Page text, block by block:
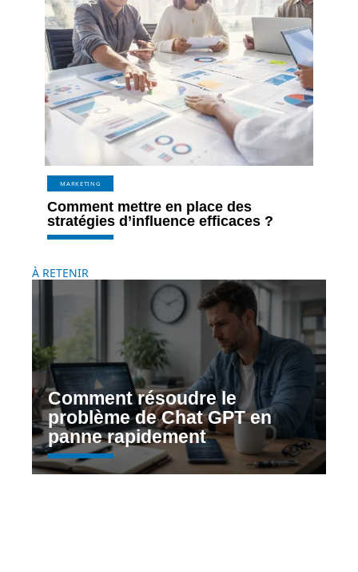
MARKETING
Comment mettre en place des
stratégies d’influence efficaces ?
À RETENIR
Comment résoudre le
problème de Chat GPT en
panne rapidement